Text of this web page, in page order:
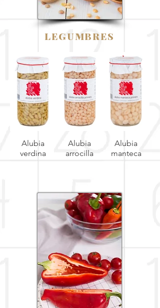
LEGUMBRES
Alubia
verdina
Alubia
arrocilla
Alubia
manteca